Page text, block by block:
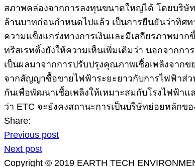
สภาพคล่องจากการลงทุนขนาดใหญ่ได้ โดยบริษั
ล้านบาทก่อนกำหนดไปแล้ว เป็นการยืนยันว่าทิศ
ความแข็งแกร่งทางการเงินและมีเสถียรภาพมาก
ทริสเรทติ้งยังให้ความเห็นเพิ่มเติมว่า นอกจากก
เป็นผลมาจากการปรับปรุงคุณภาพเชื้อเพลิงจา
จากสัญญาซื้อขายไฟฟ้าระยะยาวกับการไฟฟ้าส่
กันเพื่อพัฒนาเชื้อเพลิงให้เหมาะสมกับโรงไฟฟ้า
ว่า ETC จะยังคงสถานะการเป็นบริษัทย่อยหลักข
Share:
Previous post
Next post
Copyright © 2019 EARTH TECH